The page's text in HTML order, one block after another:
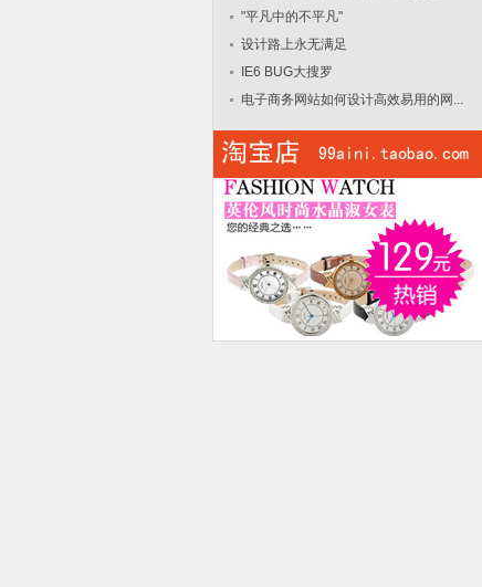
"平凡中的不平凡"
设计路上永无满足
IE6 BUG大搜罗
电子商务网站如何设计高效易用的网...